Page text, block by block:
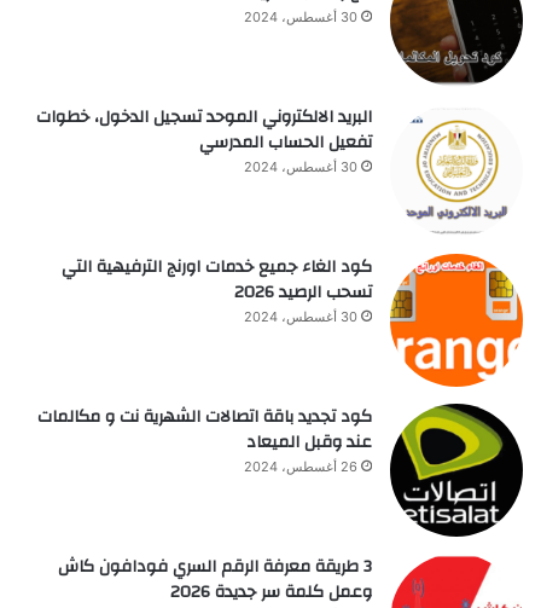
30 أغسطس، 2024
البريد الالكتروني الموحد تسجيل الدخول، خطوات
تفعيل الحساب المدرسي
30 أغسطس، 2024
كود الغاء جميع خدمات اورنج الترفيهية التي
تسحب الرصيد 2026
30 أغسطس، 2024
كود تجديد باقة اتصالات الشهرية نت و مكالمات
عند وقبل الميعاد
26 أغسطس، 2024
3 طريقة معرفة الرقم السري فودافون كاش
وعمل كلمة سر جديدة 2026